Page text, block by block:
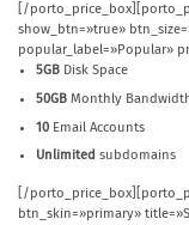
[/
show_btn=»true»
popular_label=»Popular»
5GBDisk Space
50GBMonthly
10Email Accounts
Unlimited subdomains
[/
btn_skin=»primary»